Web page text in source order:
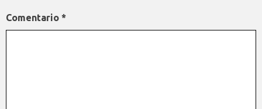
Comentario *